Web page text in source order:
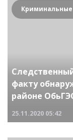
факту
районе
25.11.2020 05:42